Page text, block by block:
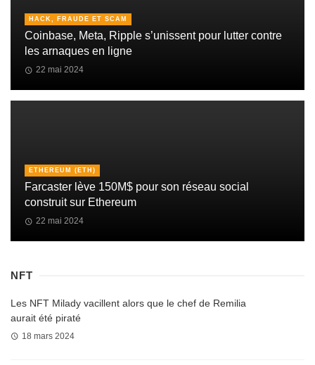
HACK, FRAUDE ET SCAM
Coinbase, Meta, Ripple s’unissent pour lutter contre
les arnaques en ligne
22 mai 2024
ETHEREUM (ETH)
Farcaster lève 150M$ pour son réseau social
construit sur Ethereum
22 mai 2024
NFT
Les NFT Milady vacillent alors que le chef de Remilia
aurait été piraté
18 mars 2024